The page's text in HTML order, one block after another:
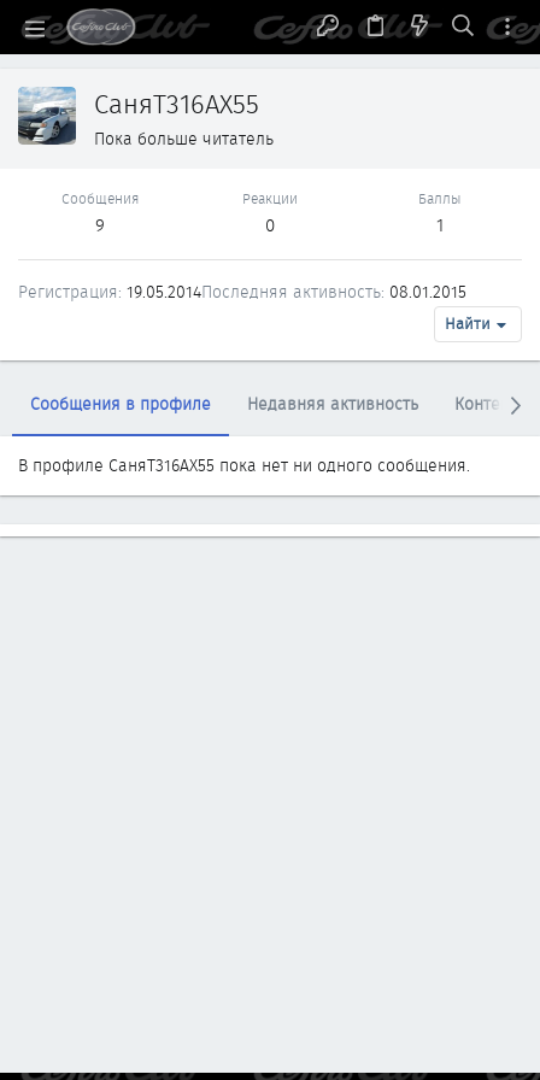
СаняТ316АХ55
Пока больше читатель
Сообщения
9
Реакции
0
Баллы
1
Регистрация 19.05.2014Последняя активность 08.01.2015
Найти
Сообщения в профиле Недавняя активность Контент
В профиле СаняТ316АХ55 пока нет ни одного сообщения.